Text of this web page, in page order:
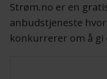
Strøm.no er en
anbudstjeneste
konkurrerer om å gi